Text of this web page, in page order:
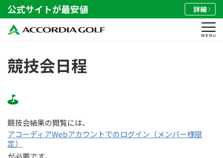
公式サイトが最安値 詳細
競技会日程
競技会結果の閲覧には、
アコーディアWebアカウントでのログイン（メンバー様限
定）